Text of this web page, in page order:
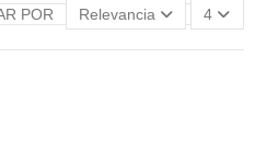
POR Relevancia 4